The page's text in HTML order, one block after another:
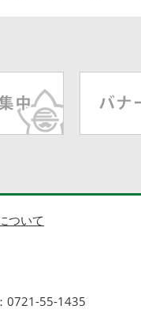
ついて
0721-55-1435